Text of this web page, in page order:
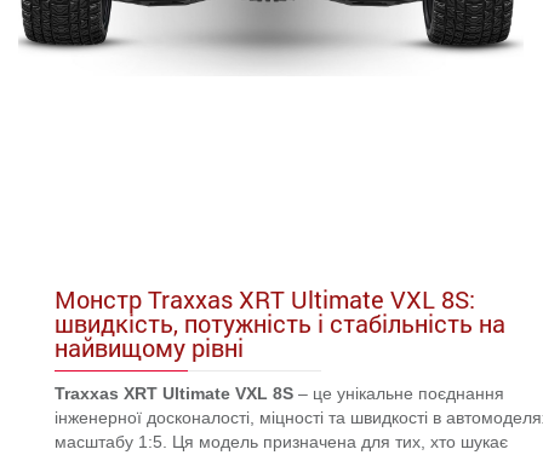
Монстр Traxxas XRT Ultimate VXL 8S:
швидкість, потужність і стабільність на
найвищому рівні
Traxxas XRT Ultimate VXL 8S– це унікальне поєднання
інженерної досконалості, міцності та швидкості в
масштабу 1:5. Ця модель призначена для тих, хто шукає